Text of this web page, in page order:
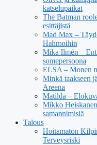
katselupaikat
The Batman
esittäjistä
Mad Max –
Hahmoihin
Mika Ilmén –
somepersoona
ELSA – Monen
Minkä taakseen
Areena
Matilda –
Mikko
samannimisiä
Talous
Hoitamaton
Terveysriski